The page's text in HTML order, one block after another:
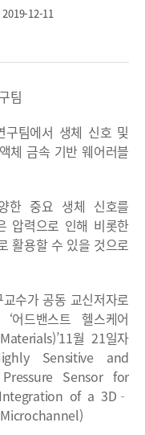
2019-12-11
팀에서 생체 신호 및
체 금속 기반 웨어러블
한 중요 생체 신호를
압력으로 인해 비롯한
활용할 수 있을 것으로
수가 공동 교신저자로
드밴스트 헬스케어
월 21일자
Sensitive and
Sensor for
of a 3D‐